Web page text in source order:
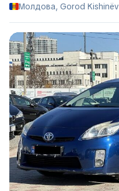
Молдова, Gorod Kishinëv